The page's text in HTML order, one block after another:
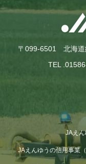
〒099-6501 北海道
TEL
JAえ
JAえんゆうの信用事業（